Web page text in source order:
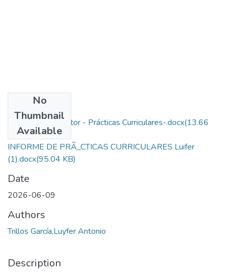
No
Thumbnail
Available
Derechos de autor - Prácticas Curriculares-.docx(13.66
KB)
INFORME DE PRÃ_CTICAS CURRICULARES Luifer
(1).docx(95.04 KB)
Date
2026-06-09
Authors
Trillos García,Luyfer Antonio
Description